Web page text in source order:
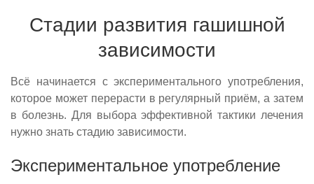
Стадии развития гашишной
зависимости
Всё начинается с экспериментального употребления,
которое может перерасти в регулярный приём, а затем
в болезнь. Для выбора эффективной тактики лечения
нужно знать стадию зависимости.
Экспериментальное употребление